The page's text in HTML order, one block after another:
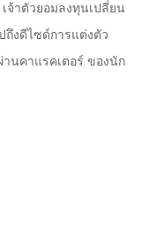
จ้าตัวยอมลงทุนเปลี่ยน
ถึงดีไซด์การแต่งตัว
นคาแรคเตอร์ ของนัก